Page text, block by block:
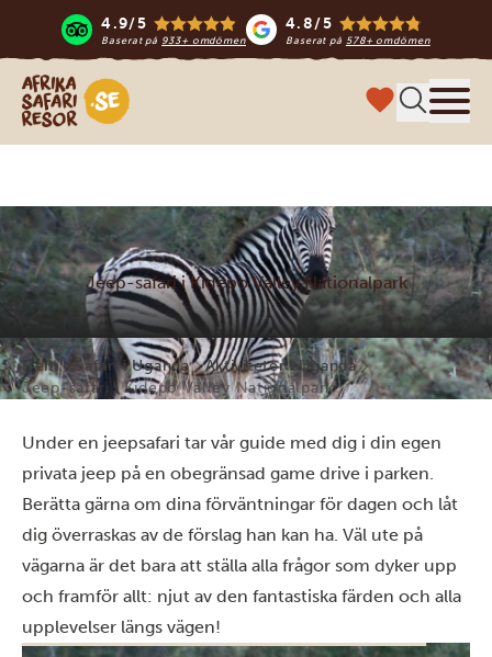
4.9/5
Baserat på 933+ omdömen
4.8/5
Baserat på 578+ omdömen
Safari-resor i Afrika
Jeep-safari i Kidepo Valley Nationalpark
Hem Safari i Uganda
Aktiviteter i Uganda
Jeep-safari i Kidepo Valley Nationalpark
Under en jeepsafari tar vår guide med dig i din egen
privata jeep på en obegränsad game drive i parken.
Berätta gärna om dina förväntningar för dagen och låt
dig överraskas av de förslag han kan ha. Väl ute på
vägarna är det bara att ställa alla frågor som dyker upp
och framför allt: njut av den fantastiska färden och alla
upplevelser längs vägen!